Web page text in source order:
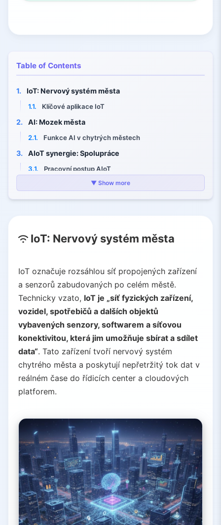
Table of Contents
1. IoT: Nervový systém města
1.1. Klíčové aplikace IoT
2. AI: Mozek města
2.1. Funkce AI v chytrých městech
3. AIoT synergie: Spolupráce
3.1. Pracovní postup AIoT
Aplikace napříč městskými systémy
4.1. Infrastruktura
4.4.
Veřejná bezpečnost a zdraví
5. Výhody chytrých měst řízených AI
5.1.
Efektivita a udržitelnost
5.2. Bezpečnost a odolnost
Kvalita života
Řízení založené na datech
6. Výzvy a úvahy
6.1. Soukromí a bezpečnost
6.2. Správa a důvěra
6.3.
Infrastruktura a náklady
7. Závěr
Související články
▼ Show more
IoT: Nervový systém města
IoT označuje rozsáhlou síť propojených zařízení
a senzorů zabudovaných po celém městě.
Technicky vzato, IoT je „síť fyzických zařízení,
vozidel, spotřebičů a dalších objektů
vybavených senzory, softwarem a síťovou
konektivitou, která jim umožňuje sbírat a sdílet
data“. Tato zařízení tvoří nervový systém
chytrého města a poskytují nepřetržitý tok dat v
reálném čase do řídicích center a cloudových
platforem.